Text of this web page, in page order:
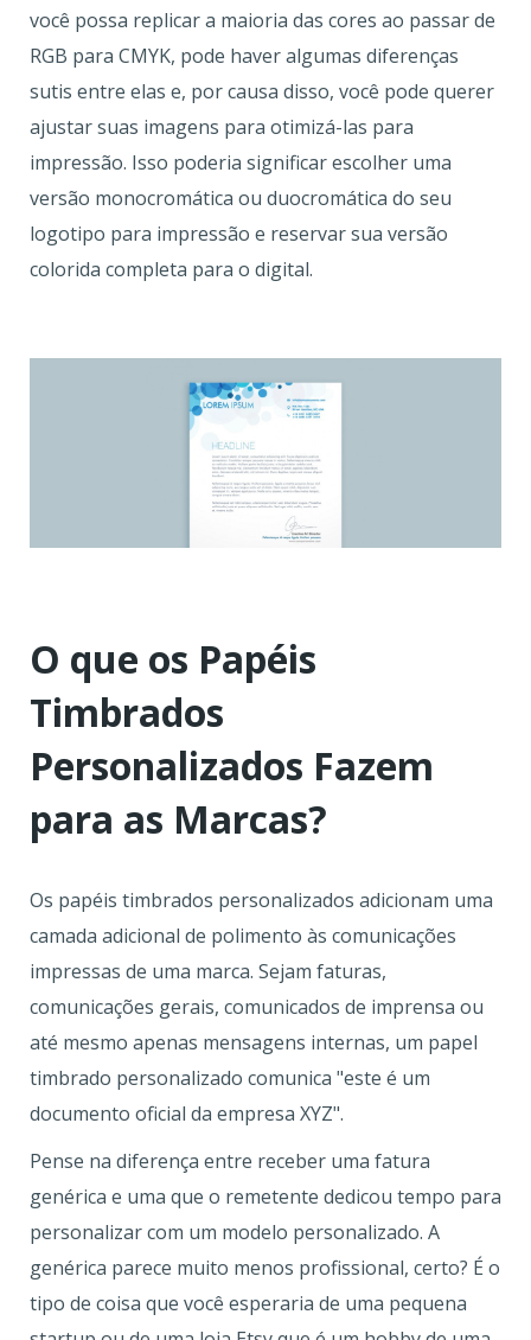
você possa replicar a maioria das cores ao passar de
RGB para CMYK, pode haver algumas diferenças
sutis entre elas e, por causa disso, você pode querer
ajustar suas imagens para otimizá-las para
impressão. Isso poderia significar escolher uma
versão monocromática ou duocromática do seu
logotipo para impressão e reservar sua versão
colorida completa para o digital.
O que os Papéis
Timbrados
Personalizados Fazem
para as Marcas?
Os papéis timbrados personalizados adicionam uma
camada adicional de polimento às comunicações
impressas de uma marca. Sejam faturas,
comunicações gerais, comunicados de imprensa ou
até mesmo apenas mensagens internas, um papel
timbrado personalizado comunica "este é um
documento oficial da empresa XYZ".
Pense na diferença entre receber uma fatura
genérica e uma que o remetente dedicou tempo para
personalizar com um modelo personalizado. A
genérica parece muito menos profissional, certo? É o
tipo de coisa que você esperaria de uma pequena